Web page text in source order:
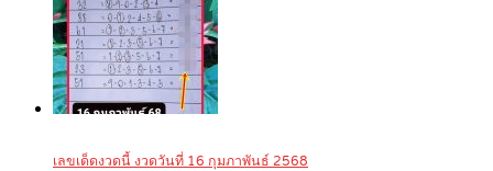
เลขเด็ดงวดนี้ งวดวันที่ 16 กุมภาพันธ์ 2568